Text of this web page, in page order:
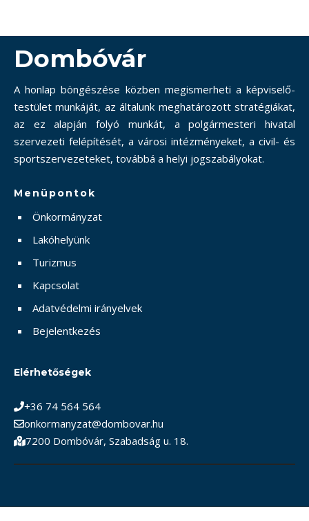
Dombóvár
A honlap böngészése közben megismerheti a képviselő-
testület munkáját, az általunk meghatározott stratégiákat,
az ez alapján folyó munkát, a polgármesteri hivatal
szervezeti felépítését, a városi intézményeket, a civil- és
sportszervezeteket, továbbá a helyi jogszabályokat.
Menüpontok
Önkormányzat
Lakóhelyünk
Turizmus
Kapcsolat
Adatvédelmi irányelvek
Bejelentkezés
Elérhetőségek
+36 74 564 564
onkormanyzat@dombovar.hu
7200 Dombóvár, Szabadság u. 18.